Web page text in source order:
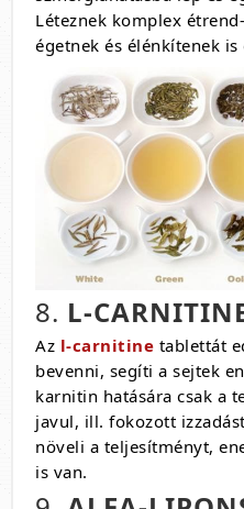
Léteznek komplex
égetnek és élénkítenek is
8. L-
Az l-carnitine tablettát
bevenni, segíti a sejtek
karnitin hatására csak a
javul, ill. fokozott
növeli a teljesítményt,
is van.